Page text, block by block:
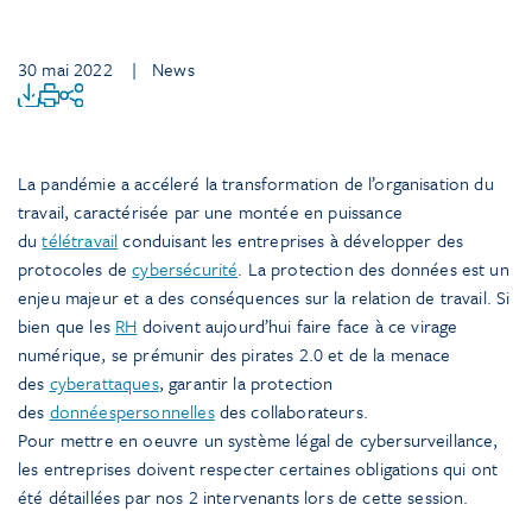
30 mai 2022 | News
La pandémie a accéleré la transformation de l’organisation du
travail, caractérisée par une montée en puissance
dutélétravailconduisant les entreprises à développer des
protocoles decybersécurité. La protection des données est un
enjeu majeur et a des conséquences sur la relation de travail. Si
bien que les RH doivent aujourd’hui faire face à ce virage
numérique, se prémunir des pirates 2.0 et de la menace
des cyberattaques, garantir la protection
des donnéespersonnellesdes collaborateurs.
Pour mettre en oeuvre un système légal de cybersurveillance,
les entreprises doivent respecter certaines obligations qui ont
été détaillées par nos 2 intervenants lors de cette session.